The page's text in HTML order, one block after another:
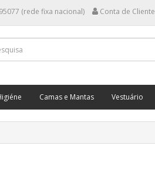
(rede fixa nacional) Conta de Cliente
Camas e Mantas Vestuário